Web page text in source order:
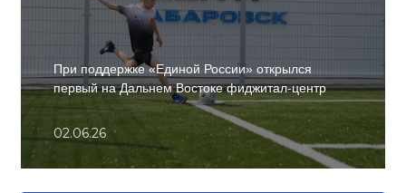
При поддержке «Единой России» открылся
первый на Дальнем Востоке фиджитал-центр
02.06.26